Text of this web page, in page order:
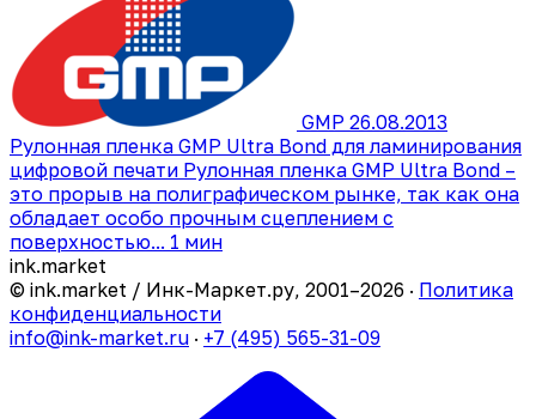
GMP 26.08.2013
Рулонная пленка GMP Ultra Bond для ламинирования
цифровой печати Рулонная пленка GMP Ultra Bond –
это прорыв на полиграфическом рынке, так как она
обладает особо прочным сцеплением с
поверхностью... 1 мин
ink.market
© ink.market / Инк-Маркет.ру, 2001–2026 · Политика
конфиденциальности
info@ink-market.ru · +7 (495) 565-31-09